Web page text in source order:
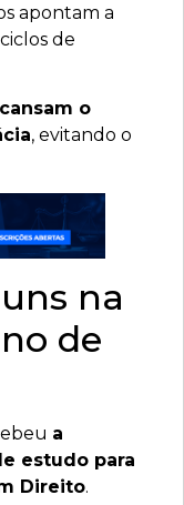
apontam a
de
o
, evitando o
na
de
a
estudo para
Direito.